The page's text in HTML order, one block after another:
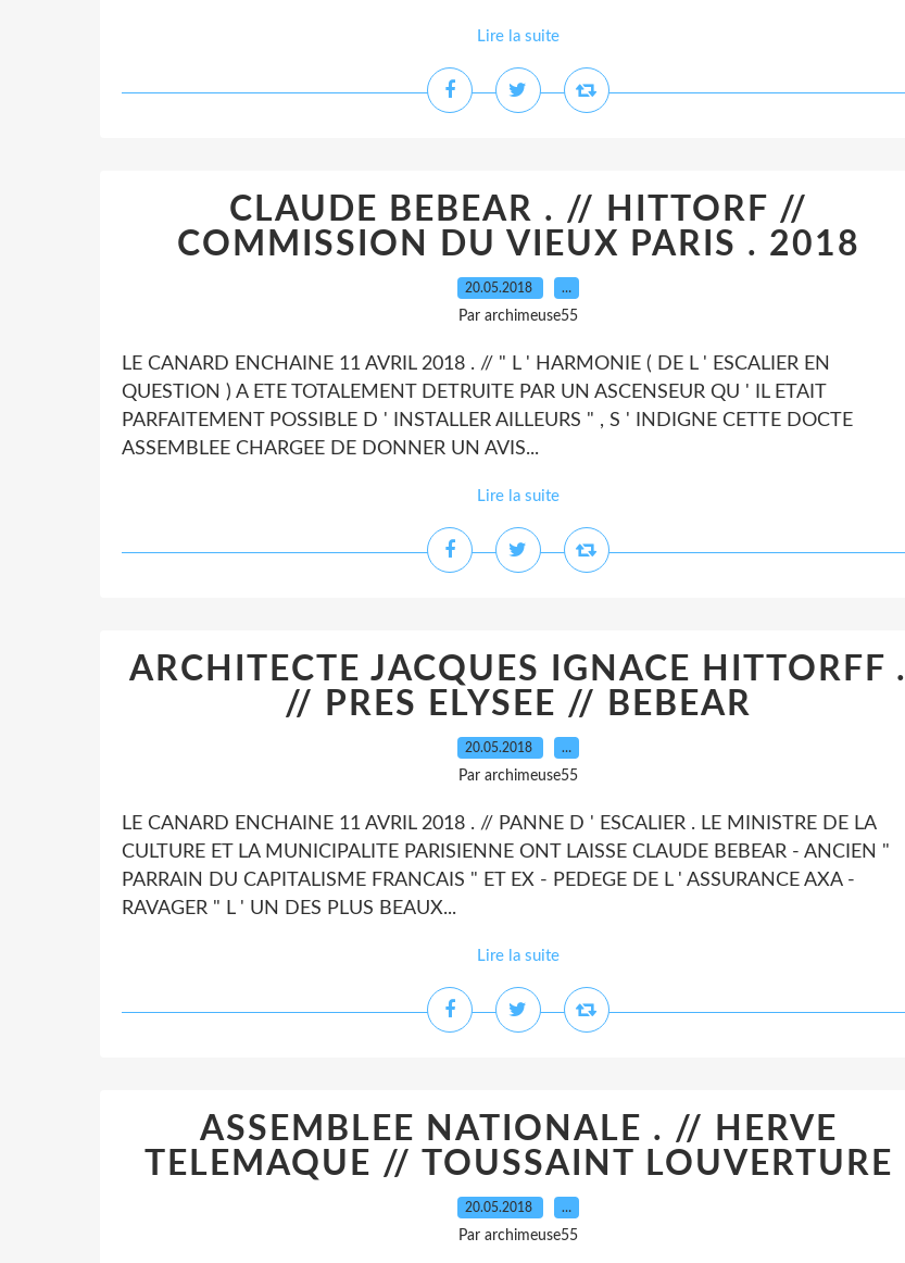
Lire la suite
CLAUDE BEBEAR . // HITTORF //
COMMISSION DU VIEUX PARIS . 2018
20.05.2018 …
Par archimeuse55
LE CANARD ENCHAINE 11 AVRIL 2018 . // " L ' HARMONIE ( DE L ' ESCALIER EN
QUESTION ) A ETE TOTALEMENT DETRUITE PAR UN ASCENSEUR QU ' IL ETAIT
PARFAITEMENT POSSIBLE D ' INSTALLER AILLEURS " , S ' INDIGNE CETTE DOCTE
ASSEMBLEE CHARGEE DE DONNER UN AVIS...
Lire la suite
ARCHITECTE JACQUES IGNACE HITTORFF .
// PRES ELYSEE // BEBEAR
20.05.2018 …
Par archimeuse55
LE CANARD ENCHAINE 11 AVRIL 2018 . // PANNE D ' ESCALIER . LE MINISTRE DE LA
CULTURE ET LA MUNICIPALITE PARISIENNE ONT LAISSE CLAUDE BEBEAR - ANCIEN "
PARRAIN DU CAPITALISME FRANCAIS " ET EX - PEDEGE DE L ' ASSURANCE AXA -
RAVAGER " L ' UN DES PLUS BEAUX...
Lire la suite
ASSEMBLEE NATIONALE . // HERVE
TELEMAQUE // TOUSSAINT LOUVERTURE
20.05.2018 …
Par archimeuse55